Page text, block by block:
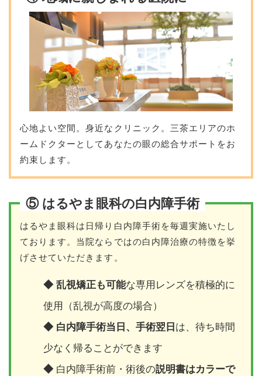
心地よい空間。身近なクリニック。三茶エリアのホ
ームドクターとしてあなたの眼の総合サポートをお
約束します。
⑤ はるやま眼科の白内障手術
はるやま眼科は日帰り白内障手術を毎週実施いたし
ております。当院ならではの白内障治療の特徴を挙
げさせていただきます。
◆ 乱視矯正も可能な専用レンズを積極的に
使用（乱視が高度の場合）
◆ 白内障手術当日、手術翌日 は、待ち時間
少なく帰ることができます
◆白内障手術前・術後の説明書はカラーで